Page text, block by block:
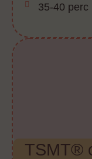
35-40 perc
TSMT®